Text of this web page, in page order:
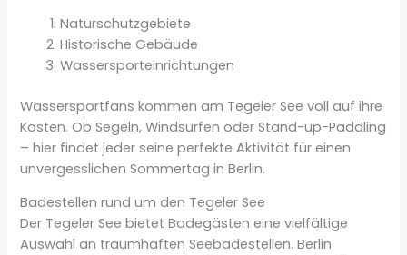
Naturschutzgebiete
Historische Gebäude
Wassersporteinrichtungen
Wassersportfans kommen am Tegeler See voll auf ihre
Kosten. Ob Segeln, Windsurfen oder Stand-up-Paddling
– hier findet jeder seine perfekte Aktivität für einen
unvergesslichen Sommertag in Berlin.
Badestellen rund um den Tegeler See
Der Tegeler See bietet Badegästen eine vielfältige
Auswahl an traumhaften Seebadestellen. Berlin